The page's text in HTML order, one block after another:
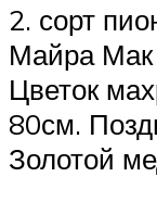
2. сорт
Майра Мак
Цветок
80см.
Золотой